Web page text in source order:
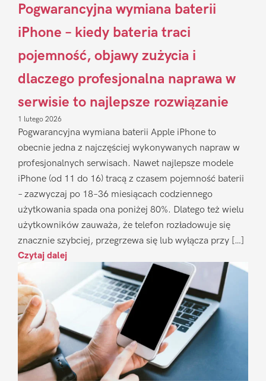
Pogwarancyjna wymiana baterii
iPhone – kiedy bateria traci
pojemność, objawy zużycia i
dlaczego profesjonalna naprawa w
serwisie to najlepsze rozwiązanie
1 lutego 2026
Pogwarancyjna wymiana baterii Apple iPhone to
obecnie jedna z najczęściej wykonywanych napraw w
profesjonalnych serwisach. Nawet najlepsze modele
iPhone (od 11 do 16) tracą z czasem pojemność baterii
– zazwyczaj po 18–36 miesiącach codziennego
użytkowania spada ona poniżej 80%. Dlatego też wielu
użytkowników zauważa, że telefon rozładowuje się
znacznie szybciej, przegrzewa się lub wyłącza przy […]
Czytaj dalej